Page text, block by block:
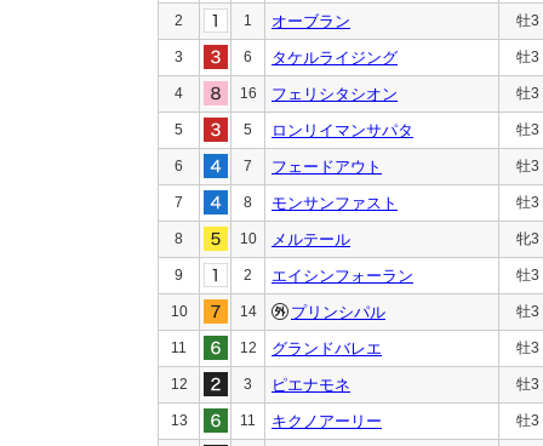
2 1 オーブラン 牡3
3 6 タケルライジング 牡3
4 16 フェリシタシオン 牡3
5 5 ロンリイマンサパタ 牡3
6 7 フェードアウト 牡3
7 8 モンサンファスト 牡3
8 10 メルテール 牝3
9 2 エイシンフォーラン 牡3
10 14 プリンシパル 牡3
11 12 グランドバレエ 牡3
12 3 ピエナモネ 牡3
13 11 キクノアーリー 牡3